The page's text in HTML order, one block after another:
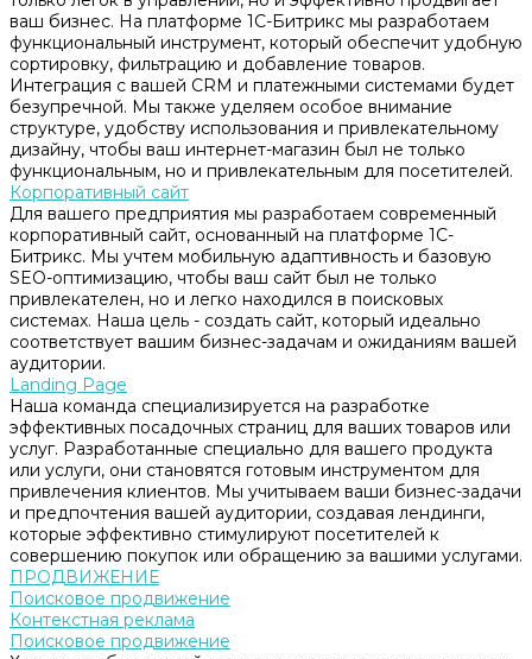
ваш бизнес. На платформе 1С-Битрикс мы разработаем
функциональный инструмент, который обеспечит удобную
сортировку, фильтрацию и добавление товаров.
Интеграция с вашей CRM и платежными системами будет
безупречной. Мы также уделяем особое внимание
структуре, удобству использования и привлекательному
дизайну, чтобы ваш интернет-магазин был не только
функциональным, но и привлекательным для посетителей.
Корпоративный сайт
Для вашего предприятия мы разработаем современный
корпоративный сайт, основанный на платформе 1С-
Битрикс. Мы учтем мобильную адаптивность и базовую
SEO-оптимизацию, чтобы ваш сайт был не только
привлекателен, но и легко находился в поисковых
системах. Наша цель - создать сайт, который идеально
соответствует вашим бизнес-задачам и ожиданиям вашей
аудитории.
Landing Page
Наша команда специализируется на разработке
эффективных посадочных страниц для ваших товаров или
услуг. Разработанные специально для вашего продукта
или услуги, они становятся готовым инструментом для
привлечения клиентов. Мы учитываем ваши бизнес-задачи
и предпочтения вашей аудитории, создавая лендинги,
которые эффективно стимулируют посетителей к
совершению покупок или обращению за вашими услугами.
ПРОДВИЖЕНИЕ
Поисковое продвижение
Контекстная реклама
Поисковое продвижение